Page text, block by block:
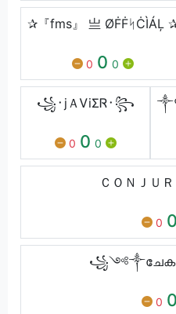
✰『fms』 亗 ØḞḞᛋĊÌÁĻ
0 0 0
꧁᛫jＡᏙіΣᏒ᛫꧂
0 0 0
ＣＯＮＪＵ
0 0
0 0